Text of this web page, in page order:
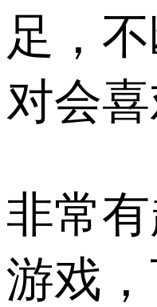
足，
对会喜
非常
游戏